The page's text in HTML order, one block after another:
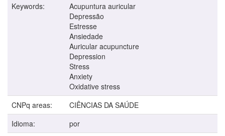
Keywords:
Acupuntura auricular
Depressão
Estresse
Ansiedade
Auricular acupuncture
Depression
Stress
Anxiety
Oxidative stress
CNPq areas:
CIÊNCIAS DA SAÚDE
Idioma:
por